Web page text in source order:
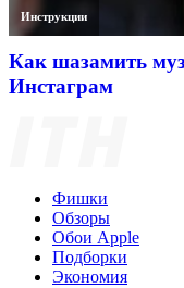
Инструкции
Как шазамить
Инстаграм
Фишки
Обзоры
Обои Apple
Подборки
Экономия